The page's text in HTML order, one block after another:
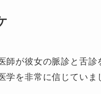
が彼女の脈診と舌診
を非常に信じていま